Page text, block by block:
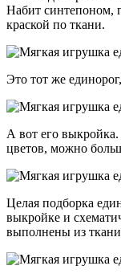
Набит синтепоном,
краской по ткани.
Это тот же
А вот его
цветов, можно
Целая подборка
выкройке и
выполнены из